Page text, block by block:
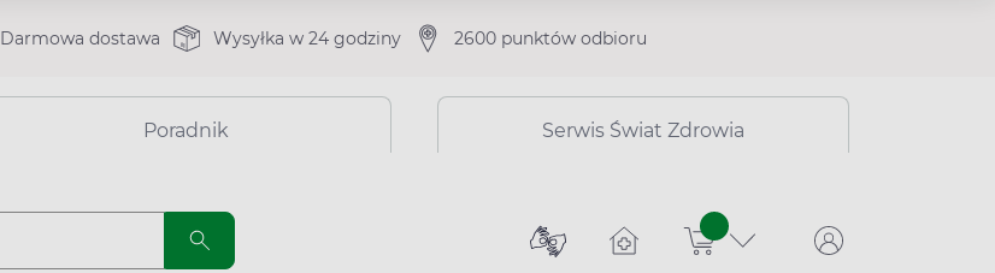
Darmowa dostawa Wysyłka w 24 godziny 2600 punktów odbioru
Poradnik Serwis Świat Zdrowia
sztuk